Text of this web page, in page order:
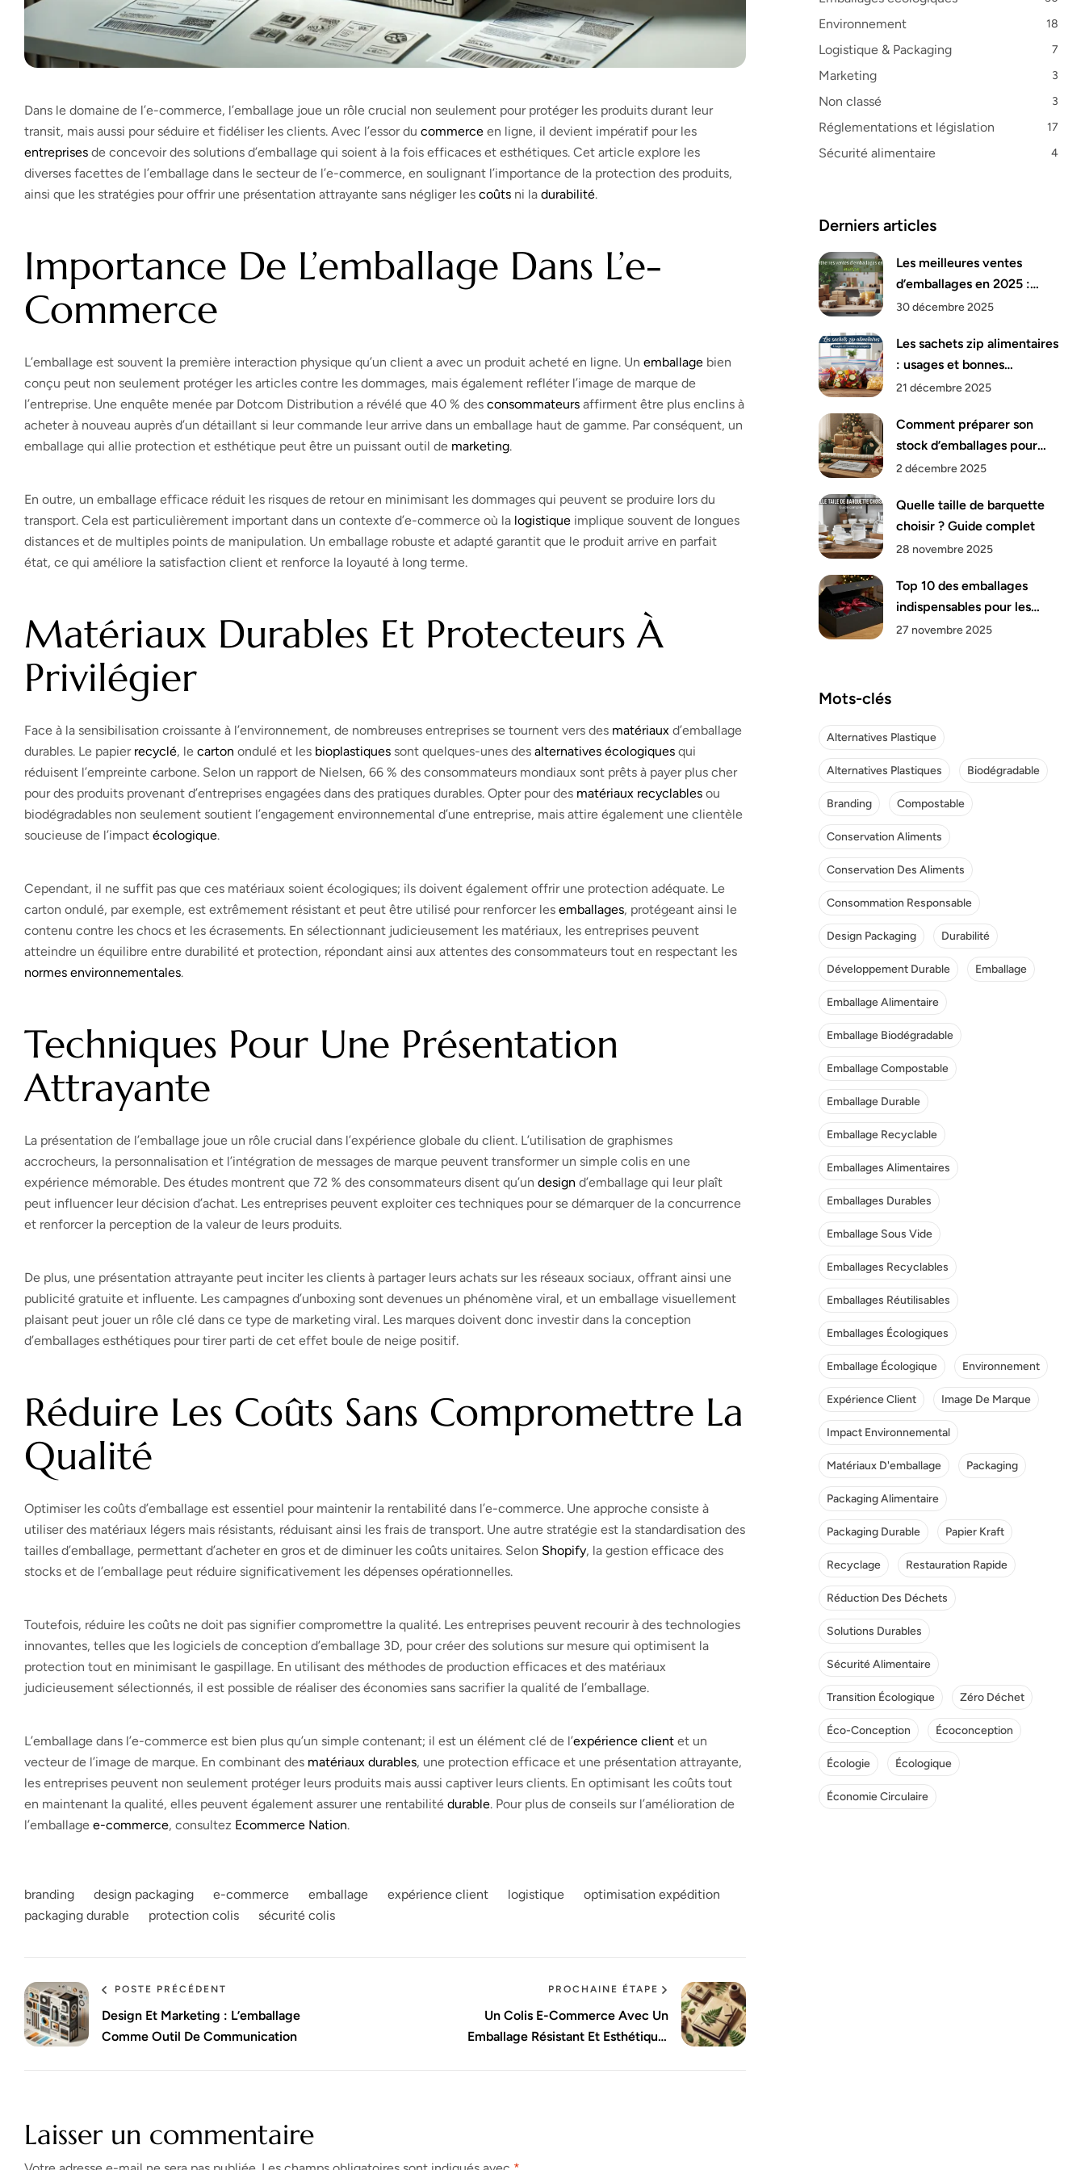
Dans le domaine de l’e-commerce, l’emballage joue un rôle crucial non seulement pour protéger les produits durant leur
transit, mais aussi pour séduire et fidéliser les clients. Avec l’essor du commerce en ligne, il devient impératif pour les
entreprises de concevoir des solutions d’emballage qui soient à la fois efficaces et esthétiques. Cet article explore les
diverses facettes de l’emballage dans le secteur de l’e-commerce, en soulignant l’importance de la protection des produits,
ainsi que les stratégies pour offrir une présentation attrayante sans négliger les coûts ni la durabilité.
Importance De L’emballage Dans L’e-
Commerce
L’emballage est souvent la première interaction physique qu’un client a avec un produit acheté en ligne. Un emballage bien
conçu peut non seulement protéger les articles contre les dommages, mais également refléter l’image de marque de
l’entreprise. Une enquête menée par Dotcom Distribution a révélé que 40 % des consommateurs affirment être plus enclins à
acheter à nouveau auprès d’un détaillant si leur commande leur arrive dans un emballage haut de gamme. Par conséquent, un
emballage qui allie protection et esthétique peut être un puissant outil de marketing.
En outre, un emballage efficace réduit les risques de retour en minimisant les dommages qui peuvent se produire lors du
transport. Cela est particulièrement important dans un contexte d’e-commerce où la logistique implique souvent de longues
distances et de multiples points de manipulation. Un emballage robuste et adapté garantit que le produit arrive en parfait
état, ce qui améliore la satisfaction client et renforce la loyauté à long terme.
Matériaux Durables Et Protecteurs À
Privilégier
Face à la sensibilisation croissante à l’environnement, de nombreuses entreprises se tournent vers des matériaux d’emballage
durables. Le papier recyclé, le carton ondulé et les bioplastiques sont quelques-unes des alternatives écologiques qui
réduisent l’empreinte carbone. Selon un rapport de Nielsen, 66 % des consommateurs mondiaux sont prêts à payer plus cher
pour des produits provenant d’entreprises engagées dans des pratiques durables. Opter pour des matériaux recyclables ou
biodégradables non seulement soutient l’engagement environnemental d’une entreprise, mais attire également une clientèle
soucieuse de l’impact écologique.
Cependant, il ne suffit pas que ces matériaux soient écologiques; ils doivent également offrir une protection adéquate. Le
carton ondulé, par exemple, est extrêmement résistant et peut être utilisé pour renforcer les emballages, protégeant ainsi le
contenu contre les chocs et les écrasements. En sélectionnant judicieusement les matériaux, les entreprises peuvent
atteindre un équilibre entre durabilité et protection, répondant ainsi aux attentes des consommateurs tout en respectant les
normes environnementales.
Techniques Pour Une Présentation
Attrayante
La présentation de l’emballage joue un rôle crucial dans l’expérience globale du client. L’utilisation de graphismes
accrocheurs, la personnalisation et l’intégration de messages de marque peuvent transformer un simple colis en une
expérience mémorable. Des études montrent que 72 % des consommateurs disent qu’un design d’emballage qui leur plaît
peut influencer leur décision d’achat. Les entreprises peuvent exploiter ces techniques pour se démarquer de la concurrence
et renforcer la perception de la valeur de leurs produits.
De plus, une présentation attrayante peut inciter les clients à partager leurs achats sur les réseaux sociaux, offrant ainsi une
publicité gratuite et influente. Les campagnes d’unboxing sont devenues un phénomène viral, et un emballage visuellement
plaisant peut jouer un rôle clé dans ce type de marketing viral. Les marques doivent donc investir dans la conception
d’emballages esthétiques pour tirer parti de cet effet boule de neige positif.
Réduire Les Coûts Sans Compromettre La
Qualité
Optimiser les coûts d’emballage est essentiel pour maintenir la rentabilité dans l’e-commerce. Une approche consiste à
utiliser des matériaux légers mais résistants, réduisant ainsi les frais de transport. Une autre stratégie est la standardisation des
tailles d’emballage, permettant d’acheter en gros et de diminuer les coûts unitaires. Selon Shopify, la gestion efficace des
stocks et de l’emballage peut réduire significativement les dépenses opérationnelles.
Toutefois, réduire les coûts ne doit pas signifier compromettre la qualité. Les entreprises peuvent recourir à des technologies
innovantes, telles que les logiciels de conception d’emballage 3D, pour créer des solutions sur mesure qui optimisent la
protection tout en minimisant le gaspillage. En utilisant des méthodes de production efficaces et des matériaux
judicieusement sélectionnés, il est possible de réaliser des économies sans sacrifier la qualité de l’emballage.
L’emballage dans l’e-commerce est bien plus qu’un simple contenant; il est un élément clé de l’expérience client et un
vecteur de l’image de marque. En combinant des matériaux durables, une protection efficace et une présentation attrayante,
les entreprises peuvent non seulement protéger leurs produits mais aussi captiver leurs clients. En optimisant les coûts tout
en maintenant la qualité, elles peuvent également assurer une rentabilité durable. Pour plus de conseils sur l’amélioration de
l’emballage e-commerce, consultez Ecommerce Nation.
branding design packaging e-commerce emballage expérience client logistique
optimisation expédition
packaging durable
protection colis sécurité colis
POSTE PRÉCÉDENT
Design Et Marketing : L’emballage
Comme Outil De Communication
PROCHAINE ÉTAPE
Un Colis E-Commerce Avec Un
Emballage Résistant Et Esthétique,
Laisser un commentaire
Environnement 18
Logistique & Packaging 7
Marketing 3
Non classé 3
Réglementations et législation 17
Sécurité alimentaire 4
Derniers articles
Les meilleures ventes
d’emballages en 2025 :
analyse
30 décembre 2025
Les sachets zip alimentaires
: usages et bonnes
pratiques
21 décembre 2025
Comment préparer son
stock d’emballages pour
Noël ?
2 décembre 2025
Quelle taille de barquette
choisir ? Guide complet
28 novembre 2025
Top 10 des emballages
indispensables pour les
fêtes de fin d’année
27 novembre 2025
Mots-clés
Alternatives Plastique
Alternatives Plastiques Biodégradable
Branding Compostable
Conservation Aliments
Conservation Des Aliments
Consommation Responsable
Design Packaging Durabilité
Développement Durable Emballage
Emballage Alimentaire
Emballage Biodégradable
Emballage Compostable
Emballage Durable
Emballage Recyclable
Emballages Alimentaires
Emballages Durables
Emballage Sous Vide
Emballages Recyclables
Emballages Réutilisables
Emballages Écologiques
Emballage Écologique Environnement
Expérience Client Image De Marque
Impact Environnemental
Matériaux D'emballage Packaging
Packaging Alimentaire
Packaging Durable Papier Kraft
Recyclage Restauration Rapide
Réduction Des Déchets
Solutions Durables
Sécurité Alimentaire
Transition Écologique Zéro Déchet
Éco-Conception Écoconception
Écologie Écologique
Économie Circulaire